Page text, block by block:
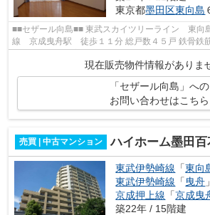
東京都墨田区東向島
■■セザール向島■■ 東武スカイツリーライン 東向島駅 徒歩４分 京成押上
線 京成曳舟駅 徒歩１１分 総戸数４５戸 鉄骨鉄筋コンクリート造１２階建
現在販売物件情報がありま
「セザール向島」への
お問い合わせはこちら
売買 | 中古マンション ハイホーム墨田百花園
東武伊勢崎線 「東向
東武伊勢崎線 「曳舟
京成押上線 「京成曳
築22年 / 15階建